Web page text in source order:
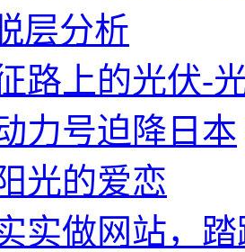
层分析
路上的光伏-
力号迫降日本
光的爱恋
实做网站，